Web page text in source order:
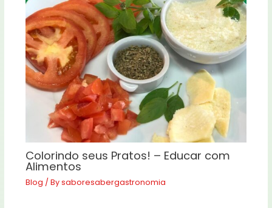
Colorindo seus Pratos! – Educar com
Alimentos
Blog / Bysaboresabergastronomia